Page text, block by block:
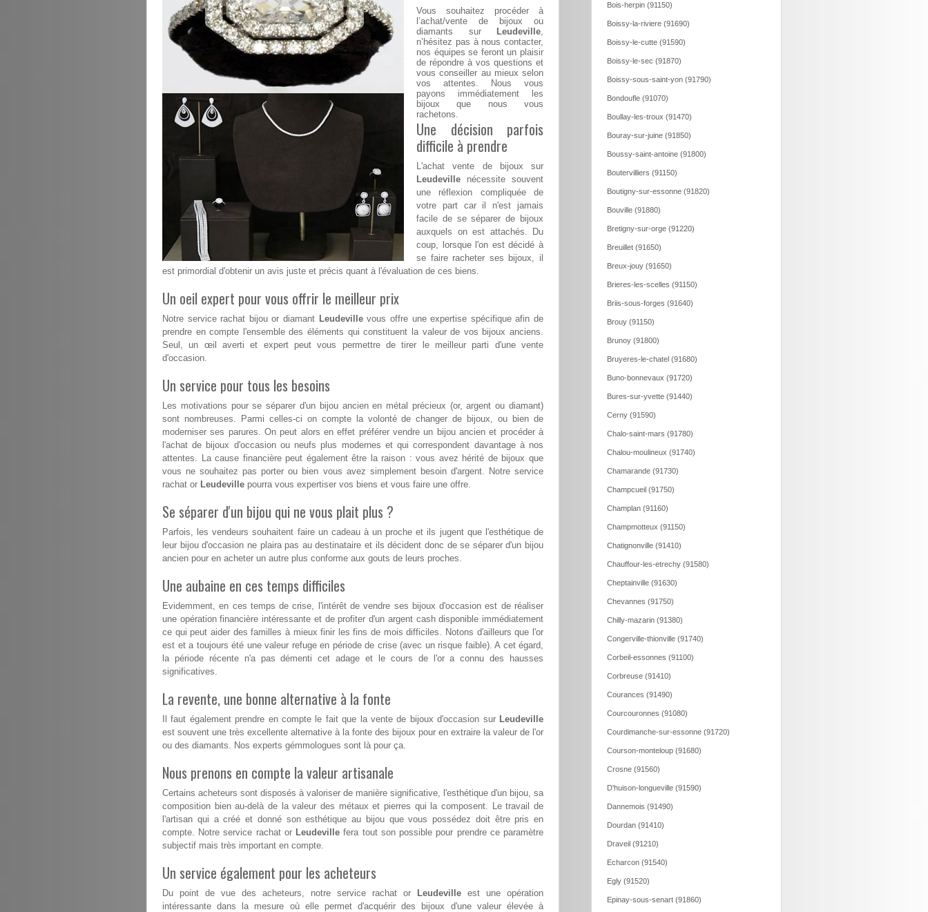
Vous souhaitez procéder à
l’achat/vente de bijoux ou
diamants sur
Leudeville,
n’hésitez pas à nous contacter,
nos équipes se feront un plaisir
de répondre à vos questions et
vous conseiller au mieux selon
vos attentes. Nous vous
payons immédiatement les
bijoux que nous vous
rachetons.
Une décision parfois
difficile à prendre
L'achat vente de bijoux sur
Leudeville nécessite souvent
une réflexion compliquée de
votre part car il n'est jamais
facile de se séparer de bijoux
auxquels on est attachés. Du
coup, lorsque l'on est décidé à
se faire racheter ses bijoux, il
est primordial d'obtenir un avis juste et précis quant à l'évaluation de ces biens.
Un oeil expert pour vous offrir le meilleur prix
Notre service rachat bijou or diamant Leudevillevous offre une expertise spécifique afin de
prendre en compte l'ensemble des éléments qui constituent la valeur de vos bijoux anciens.
Seul, un œil averti et expert peut vous permettre de tirer le meilleur parti d'une vente
d'occasion.
Un service pour tous les besoins
Les motivations pour se séparer d'un bijou ancien en métal précieux (or, argent ou diamant)
sont nombreuses. Parmi celles-ci on compte la volonté de changer de bijoux, ou bien de
moderniser ses parures. On peut alors en effet préférer vendre un bijou ancien et procéder à
l'achat de bijoux d'occasion ou neufs plus modernes et qui correspondent davantage à nos
attentes. La cause financière peut également être la raison : vous avez hérité de bijoux que
vous ne souhaitez pas porter ou bien vous avez simplement besoin d'argent. Notre service
rachat or Leudeville pourra vous expertiser vos biens et vous faire une offre.
Se séparer d'un bijou qui ne vous plait plus ?
Parfois, les vendeurs souhaitent faire un cadeau à un proche et ils jugent que l'esthétique de
leur bijou d'occasion ne plaira pas au destinataire et ils décident donc de se séparer d'un bijou
ancien pour en acheter un autre plus conforme aux gouts de leurs proches.
Une aubaine en ces temps difficiles
Evidemment, en ces temps de crise, l'intérêt de vendre ses bijoux d'occasion est de réaliser
une opération financière intéressante et de profiter d'un argent cash disponible immédiatement
ce qui peut aider des familles à mieux finir les fins de mois difficiles. Notons d'ailleurs que l'or
est et a toujours été une valeur refuge en période de crise (avec un risque faible). A cet égard,
la période récente n'a pas démenti cet adage et le cours de l'or a connu des hausses
significatives.
La revente, une bonne alternative à la fonte
Il faut également prendre en compte le fait que la vente de bijoux d'occasion sur Leudeville
est souvent une très excellente alternative à la fonte des bijoux pour en extraire la valeur de l'or
ou des diamants. Nos experts gémmologues sont là pour ça.
Nous prenons en compte la valeur artisanale
Certains acheteurs sont disposés à valoriser de manière significative, l'esthétique d'un bijou, sa
composition bien au-delà de la valeur des métaux et pierres qui la composent. Le travail de
l'artisan qui a créé et donné son esthétique au bijou que vous possédez doit être pris en
compte. Notre service rachat or Leudeville fera tout son possible pour prendre ce paramètre
subjectif mais très important en compte.
Un service également pour les acheteurs
Du point de vue des acheteurs, notre service rachat or Leudeville est une opération
intéressante dans la mesure où elle permet d'acquérir des bijoux d'une valeur élevée à
Bois-herpin (91150)
Boissy-la-riviere (91690)
Boissy-le-cutte (91590)
Boissy-le-sec (91870)
Boissy-sous-saint-yon (91790)
Bondoufle (91070)
Boullay-les-troux (91470)
Bouray-sur-juine (91850)
Boussy-saint-antoine (91800)
Boutervilliers (91150)
Boutigny-sur-essonne (91820)
Bouville (91880)
Bretigny-sur-orge (91220)
Breuillet (91650)
Breux-jouy (91650)
Brieres-les-scelles (91150)
Briis-sous-forges (91640)
Brouy (91150)
Brunoy (91800)
Bruyeres-le-chatel (91680)
Buno-bonnevaux (91720)
Bures-sur-yvette (91440)
Cerny (91590)
Chalo-saint-mars (91780)
Chalou-moulineux (91740)
Chamarande (91730)
Champcueil (91750)
Champlan (91160)
Champmotteux (91150)
Chatignonville (91410)
Chauffour-les-etrechy (91580)
Cheptainville (91630)
Chevannes (91750)
Chilly-mazarin (91380)
Congerville-thionville (91740)
Corbeil-essonnes (91100)
Corbreuse (91410)
Courances (91490)
Courcouronnes (91080)
Courdimanche-sur-essonne (91720)
Courson-monteloup (91680)
Crosne (91560)
D'huison-longueville (91590)
Dannemois (91490)
Dourdan (91410)
Draveil (91210)
Echarcon (91540)
Egly (91520)
Epinay-sous-senart (91860)